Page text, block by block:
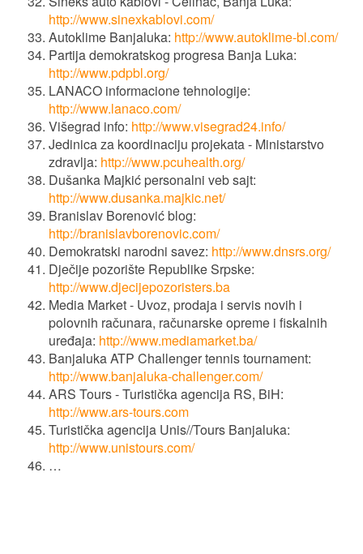
http://www.sinexkablovi.com/
Autoklime Banjaluka: http://www.autoklime-bl.com/
Partija demokratskog progresa Banja Luka:
http://www.pdpbl.org/
LANACO informacione tehnologije:
http://www.lanaco.com/
Višegrad info: http://www.visegrad24.info/
Jedinica za koordinaciju projekata - Ministarstvo
zdravlja: http://www.pcuhealth.org/
Dušanka Majkić personalni veb sajt:
http://www.dusanka.majkic.net/
Branislav Borenović blog:
http://branislavborenovic.com/
Demokratski narodni savez: http://www.dnsrs.org/
Dječije pozorište Republike Srpske:
http://www.djecijepozoristers.ba
Media Market - Uvoz, prodaja i servis novih i
polovnih računara, računarske opreme i fiskalnih
uređaja: http://www.mediamarket.ba/
Banjaluka ATP Challenger tennis tournament:
http://www.banjaluka-challenger.com/
ARS Tours - Turistička agencija RS, BiH:
http://www.ars-tours.com
Turistička agencija Unis//Tours Banjaluka:
http://www.unistours.com/
…